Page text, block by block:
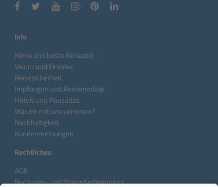
Info
Klima und beste Reisezeit
Visum und Einreise
Reisesicherheit
Impfungen und Reisemedizin
Hotels und Pousadas
Warum mit uns verreisen?
Nachhaltigkeit
Kundenmeinungen
Rechtliches
AGB
Buchungs- und Stornobedingungen